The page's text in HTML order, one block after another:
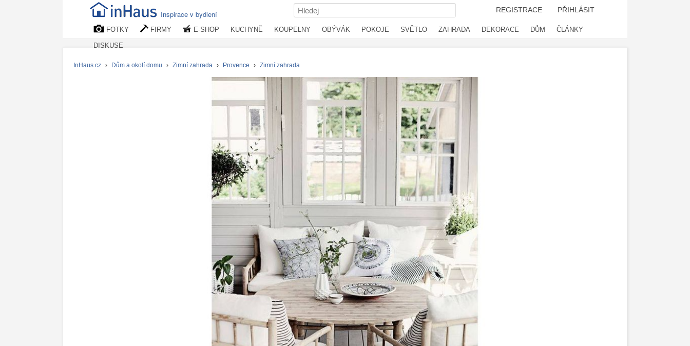
Inspirace v bydlení REGISTRACE PŘIHLÁSIT
FOTKY FIRMY E-SHOP KUCHYNĚ KOUPELNY OBÝVÁK POKOJE SVĚTLO ZAHRADA DEKORACE DŮM ČLÁNKY
DISKUSE
InHaus.cz › Dům a okolí domu › Zimní zahrada › Provence › Zimní zahrada